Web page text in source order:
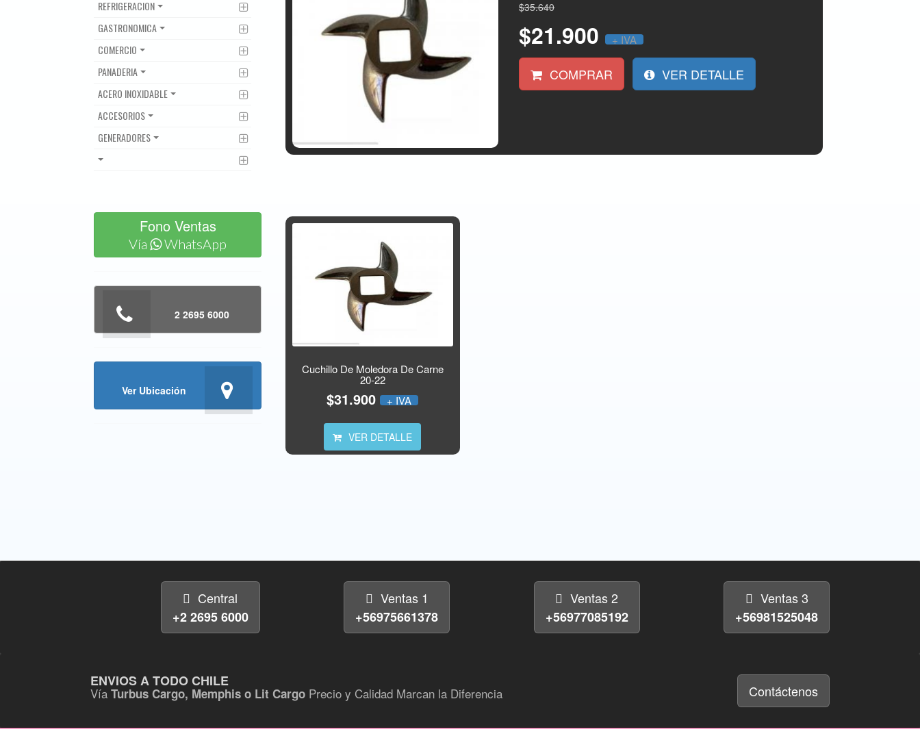
$35.640
$21.900 + IVA
COMPRAR VER DETALLE
Cuchillo De Moledora De Carne
20-22
$31.900 + IVA
VER DETALLE
REFRIGERACION
GASTRONOMICA
COMERCIO
PANADERIA
ACERO INOXIDABLE
ACCESORIOS
GENERADORES
Fono Ventas
Vía WhatsApp
2 2695 6000
Ver Ubicación
Central
+2 2695 6000
Ventas 1
+56975661378
Ventas 2
+56977085192
Ventas 3
+56981525048
ENVIOS A TODO CHILE
Vía Turbus Cargo, Memphis o Lit Cargo Precio y Calidad Marcan la Diferencia Contáctenos